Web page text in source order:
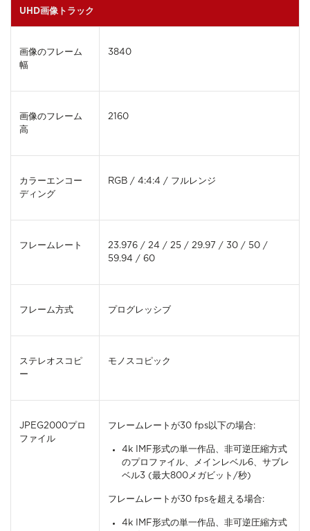
UHD画像トラック
画像のフレーム
幅
3840
画像のフレーム
高
2160
カラーエンコー
ディング
RGB / 4:4:4 / フルレンジ
フレームレート
23.976 / 24 / 25 / 29.97 / 30 / 50 /
59.94 / 60
フレーム方式 プログレッシブ
ステレオスコピ
ー
モノスコピック
JPEG2000プロ
ファイル
フレームレートが30 fps以下の場合:
4k IMF形式の単一作品、非可逆圧縮方式
のプロファイル、メインレベル6、サブレ
ベル3 (最大800メガビット/秒)
フレームレートが30 fpsを超える場合:
4k IMF形式の単一作品、非可逆圧縮方式